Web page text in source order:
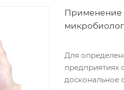
Применение
Для
предприятиях
доскональное